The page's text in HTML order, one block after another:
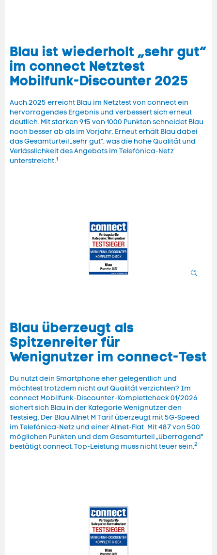
Blau ist wiederholt „sehr gut“
im connect Netztest
Mobilfunk-Discounter 2025
Auch 2025 erreicht Blau im Netztest von connect ein
hervorragendes Ergebnis und verbessert sich erneut
deutlich. Mit starken 915 von 1000 Punkten schneidet Blau
noch besser ab als im Vorjahr. Erneut erhält Blau dabei
das Gesamturteil „sehr gut“, was die hohe Qualität und
Verlässlichkeit des Angebots im Telefónica-Netz
unterstreicht.1
Blau überzeugt als
Spitzenreiter für
Wenignutzer im connect-Test
Du nutzt dein Smartphone eher gelegentlich und
möchtest trotzdem nicht auf Qualität verzichten? Im
connect Mobilfunk-Discounter-Komplettcheck 01/2026
sichert sich Blau in der Kategorie Wenignutzer den
Testsieg. Der Blau Allnet M Tarif überzeugt mit 5G-Speed
im Telefónica-Netz und einer Allnet-Flat. Mit 487 von 500
möglichen Punkten und dem Gesamturteil „überragend"
bestätigt connect: Top-Leistung muss nicht teuer sein.2